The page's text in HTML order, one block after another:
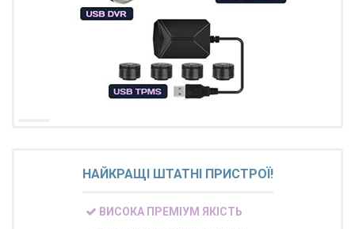
НАЙКРАЩІ ШТАТНІ ПРИСТРОЇ!
ВИСОКА ПРЕМІУМ ЯКІСТЬ